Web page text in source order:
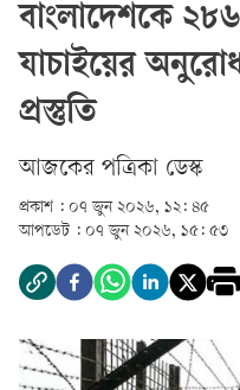
বাংলাদেশকে
যাচাইয়ের
প্রস্তুতি
আজকের পত্রিকা ডেস্ক­
প্রকাশ : ০৭ জুন ২০২৬, ১২: ৪৫
আপডেট : ০৭ জুন ২০২৬, ১৫: ৫৩